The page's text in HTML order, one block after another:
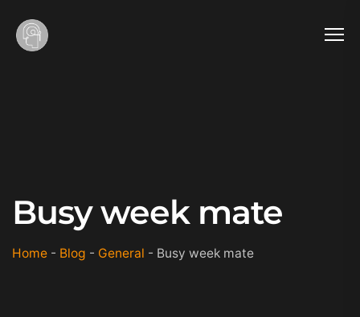
Busy week mate
Home - Blog - General - Busy week mate